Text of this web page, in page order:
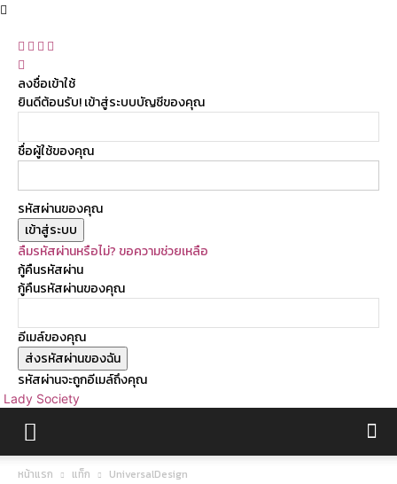
ลงชื่อเข้าใช้
ยินดีต้อนรับ! เข้าสู่ระบบบัญชีของคุณ
ชื่อผู้ใช้ของคุณ
รหัสผ่านของคุณ
ลืมรหัสผ่านหรือไม่? ขอความช่วยเหลือ
กู้คืนรหัสผ่าน
กู้คืนรหัสผ่านของคุณ
อีเมล์ของคุณ
รหัสผ่านจะถูกอีเมล์ถึงคุณ
Lady Society
หน้าแรก แท็ก UniversalDesign